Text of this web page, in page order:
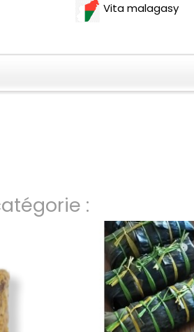
Vita malagasy
: